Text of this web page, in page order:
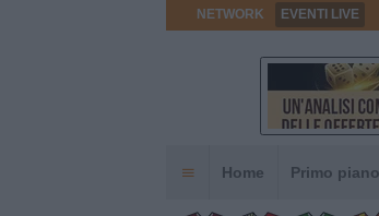
NETWORK EVENTI LIVE
Home Primo piano